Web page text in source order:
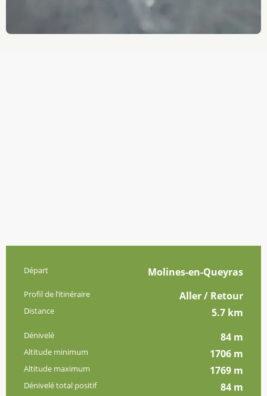
Informations pratiques
Départ Molines-en-Queyras
Profil de l’itinéraire Aller / Retour
Distance 5.7 km
Dénivelé 84 m
Altitude minimum 1706 m
Altitude maximum 1769 m
Dénivelé total positif 84 m